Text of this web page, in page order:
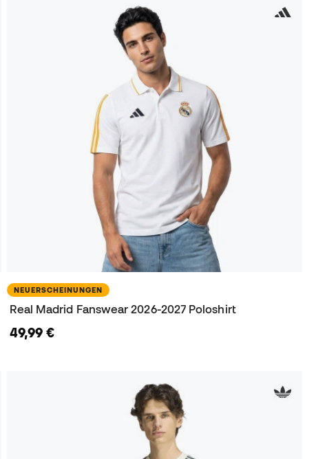
NEUERSCHEINUNGEN
Real Madrid Fanswear 2026-2027 Poloshirt
49,99 €